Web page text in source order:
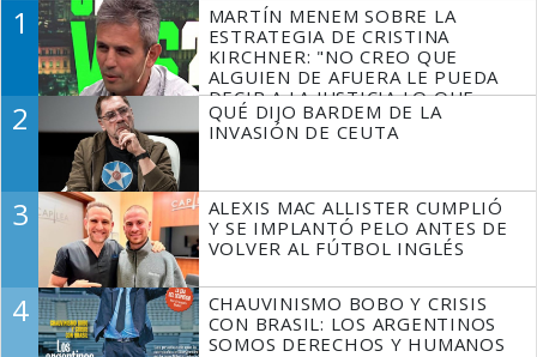
1
MARTÍN MENEM SOBRE LA
ESTRATEGIA DE CRISTINA
KIRCHNER: "NO CREO QUE
ALGUIEN DE AFUERA LE PUEDA
DECIR A LA JUSTICIA LO QUE
TIENE QUE HACER"
2
QUÉ DIJO BARDEM DE LA
INVASIÓN DE CEUTA
3
ALEXIS MAC ALLISTER CUMPLIÓ
Y SE IMPLANTÓ PELO ANTES DE
VOLVER AL FÚTBOL INGLÉS
4
CHAUVINISMO BOBO Y CRISIS
CON BRASIL: LOS ARGENTINOS
SOMOS DERECHOS Y HUMANOS